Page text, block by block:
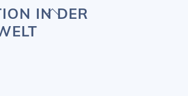
Back
IN DER